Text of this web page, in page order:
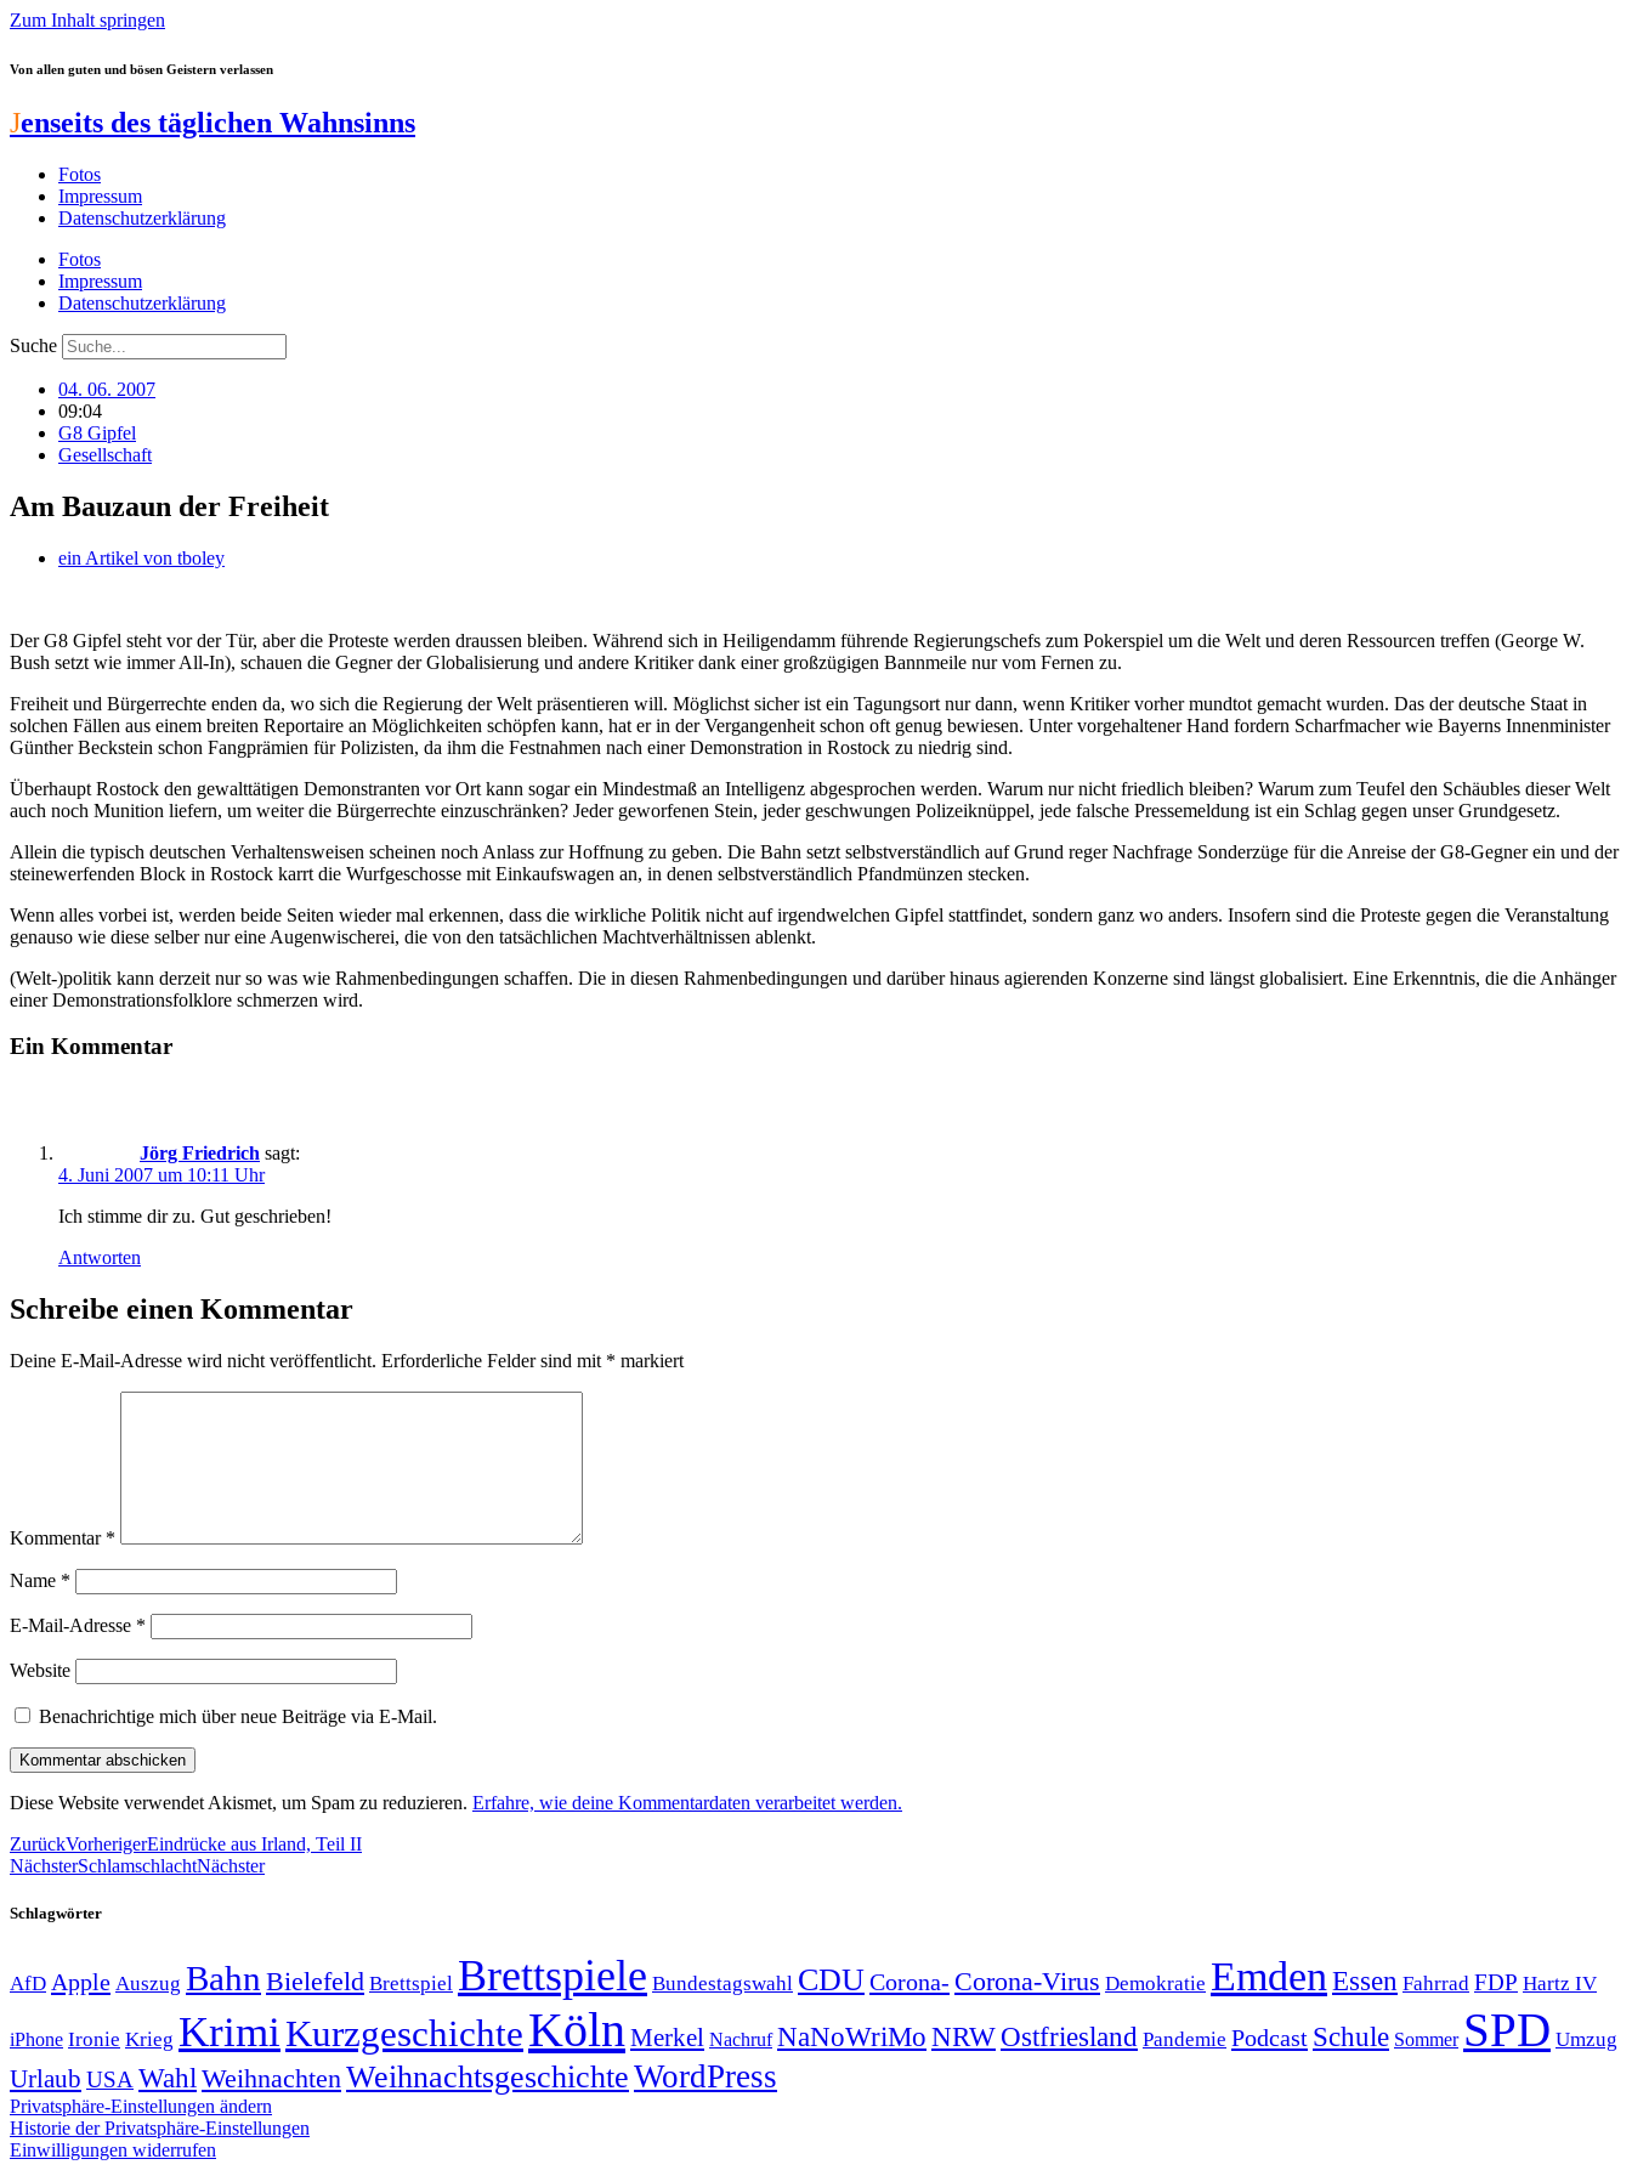
Zum Inhalt springen
Von allen guten und bösen Geistern verlassen
Jenseits des täglichen Wahnsinns
Fotos
Impressum
Datenschutzerklärung
Fotos
Impressum
Datenschutzerklärung
Suche
04. 06. 2007
09:04
G8 Gipfel
Gesellschaft
Am Bauzaun der Freiheit
ein Artikel von tboley
Der G8 Gipfel steht vor der Tür, aber die Proteste werden draussen bleiben. Während sich in Heiligendamm führende Regierungschefs zum Pokerspiel um die Welt und deren Ressourcen treffen (George W.
Bush setzt wie immer All-In), schauen die Gegner der Globalisierung und andere Kritiker dank einer großzügigen Bannmeile nur vom Fernen zu.
Freiheit und Bürgerrechte enden da, wo sich die Regierung der Welt präsentieren will. Möglichst sicher ist ein Tagungsort nur dann, wenn Kritiker vorher mundtot gemacht wurden. Das der deutsche Staat in
solchen Fällen aus einem breiten Reportaire an Möglichkeiten schöpfen kann, hat er in der Vergangenheit schon oft genug bewiesen. Unter vorgehaltener Hand fordern Scharfmacher wie Bayerns Innenminister
Günther Beckstein schon Fangprämien für Polizisten, da ihm die Festnahmen nach einer Demonstration in Rostock zu niedrig sind.
Überhaupt Rostock den gewalttätigen Demonstranten vor Ort kann sogar ein Mindestmaß an Intelligenz abgesprochen werden. Warum nur nicht friedlich bleiben? Warum zum Teufel den Schäubles dieser Welt
auch noch Munition liefern, um weiter die Bürgerrechte einzuschränken? Jeder geworfenen Stein, jeder geschwungen Polizeiknüppel, jede falsche Pressemeldung ist ein Schlag gegen unser Grundgesetz.
Allein die typisch deutschen Verhaltensweisen scheinen noch Anlass zur Hoffnung zu geben. Die Bahn setzt selbstverständlich auf Grund reger Nachfrage Sonderzüge für die Anreise der G8-Gegner ein und der
steinewerfenden Block in Rostock karrt die Wurfgeschosse mit Einkaufswagen an, in denen selbstverständlich Pfandmünzen stecken.
Wenn alles vorbei ist, werden beide Seiten wieder mal erkennen, dass die wirkliche Politik nicht auf irgendwelchen Gipfel stattfindet, sondern ganz wo anders. Insofern sind die Proteste gegen die Veranstaltung
genauso wie diese selber nur eine Augenwischerei, die von den tatsächlichen Machtverhältnissen ablenkt.
(Welt-)politik kann derzeit nur so was wie Rahmenbedingungen schaffen. Die in diesen Rahmenbedingungen und darüber hinaus agierenden Konzerne sind längst globalisiert. Eine Erkenntnis, die die Anhänger
einer Demonstrationsfolklore schmerzen wird.
Ein Kommentar
Jörg Friedrich sagt:
4. Juni 2007 um 10:11 Uhr
Ich stimme dir zu. Gut geschrieben!
Antworten
Schreibe einen Kommentar
Deine E-Mail-Adresse wird nicht veröffentlicht. Erforderliche Felder sind mit * markiert
Kommentar *
Name *
E-Mail-Adresse *
Website
Benachrichtige mich über neue Beiträge via E-Mail.
Diese Website verwendet Akismet, um Spam zu reduzieren. Erfahre, wie deine Kommentardaten verarbeitet werden.
ZurückVorherigerEindrücke aus Irland, Teil II
NächsterSchlamschlachtNächster
Schlagwörter
AfD Apple Auszug Bahn Bielefeld Brettspiel Brettspiele Bundestagswahl CDUCorona- Corona-Virus Demokratie Emden Essen Fahrrad FDP Hartz IV
iPhone Ironie Krieg KrimiKurzgeschichteKölnMerkel Nachruf NaNoWriMo NRWOstfriesland Pandemie Podcast Schule Sommer SPD Umzug
Urlaub USAWahlWeihnachtenWeihnachtsgeschichteWordPress
Privatsphäre-Einstellungen ändern
Historie der Privatsphäre-Einstellungen
Einwilligungen widerrufen